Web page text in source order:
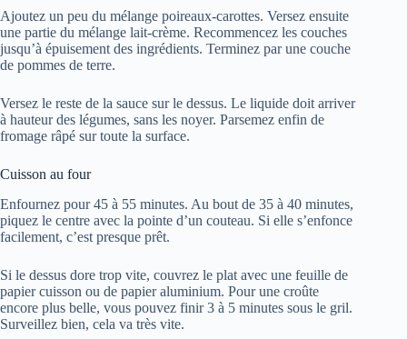
Ajoutez un peu du mélange poireaux-carottes. Versez ensuite
une partie du mélange lait-crème. Recommencez les couches
jusqu’à épuisement des ingrédients. Terminez par une couche
de pommes de terre.
Versez le reste de la sauce sur le dessus. Le liquide doit arriver
à hauteur des légumes, sans les noyer. Parsemez enfin de
fromage râpé sur toute la surface.
Cuisson au four
Enfournez pour 45 à 55 minutes. Au bout de 35 à 40 minutes,
piquez le centre avec la pointe d’un couteau. Si elle s’enfonce
facilement, c’est presque prêt.
Si le dessus dore trop vite, couvrez le plat avec une feuille de
papier cuisson ou de papier aluminium. Pour une croûte
encore plus belle, vous pouvez finir 3 à 5 minutes sous le gril.
Surveillez bien, cela va très vite.